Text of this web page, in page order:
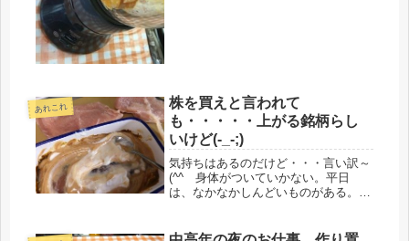
あれこれ
株を買えと言われて
も・・・・・上がる銘柄らし
いけど(-_-;)
気持ちはあるのだけど・・・言い訳～
(^^ゞ身体がついていかない。平日
は、なかなかしんどいものがある。鶏
バスに乗ってる間に、作る気は消滅。